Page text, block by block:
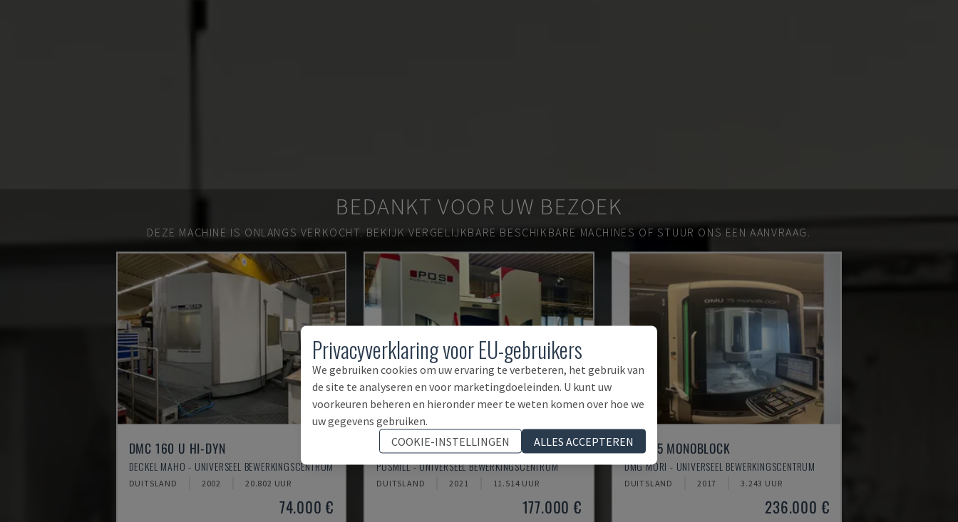
BEDANKT VOOR UW BEZOEK
DEZE MACHINE IS ONLANGS VERKOCHT. BEKIJK VERGELIJKBARE BESCHIKBARE MACHINES OF STUUR ONS EEN AANVRAAG.
DMC 160 U HI-DYN
DECKEL MAHO - UNIVERSEEL BEWERKINGSCENTRUM
DUITSLAND 2002 20.802 UUR
74.000 €
H800U
POSMILL - UNIVERSEEL BEWERKINGSCENTRUM
DUITSLAND 2021 11.514 UUR
177.000 €
DMU 75 MONOBLOCK
DMG MORI - UNIVERSEEL BEWERKINGSCENTRUM
DUITSLAND 2017 3.243 UUR
236.000 €
Privacyverklaring voor EU-gebruikers
We gebruiken cookies om uw ervaring te verbeteren, het gebruik van
de site te analyseren en voor marketingdoeleinden. U kunt uw
voorkeuren beheren en hieronder meer te weten komen over hoe we
uw gegevens gebruiken.
COOKIE-INSTELLINGEN
ALLES ACCEPTEREN